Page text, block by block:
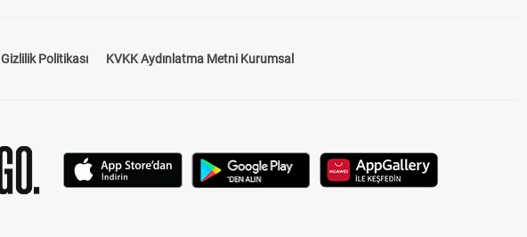
Gizlilik Politikası KVKK Aydınlatma Metni Kurumsal